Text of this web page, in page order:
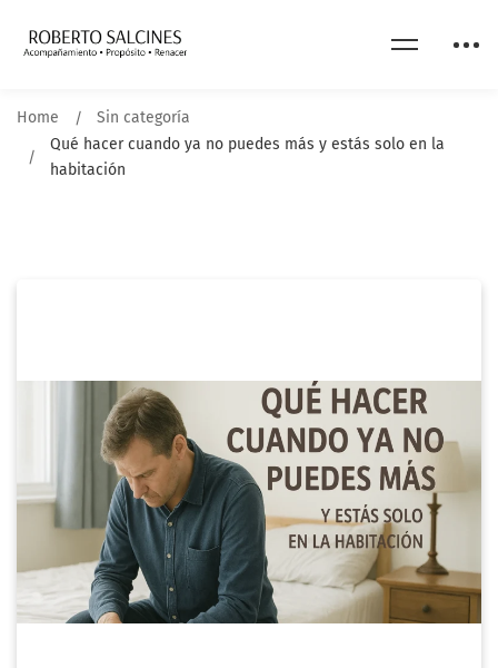
Home
Sin categoría
Qué hacer cuando ya no puedes más y estás solo en la
habitación